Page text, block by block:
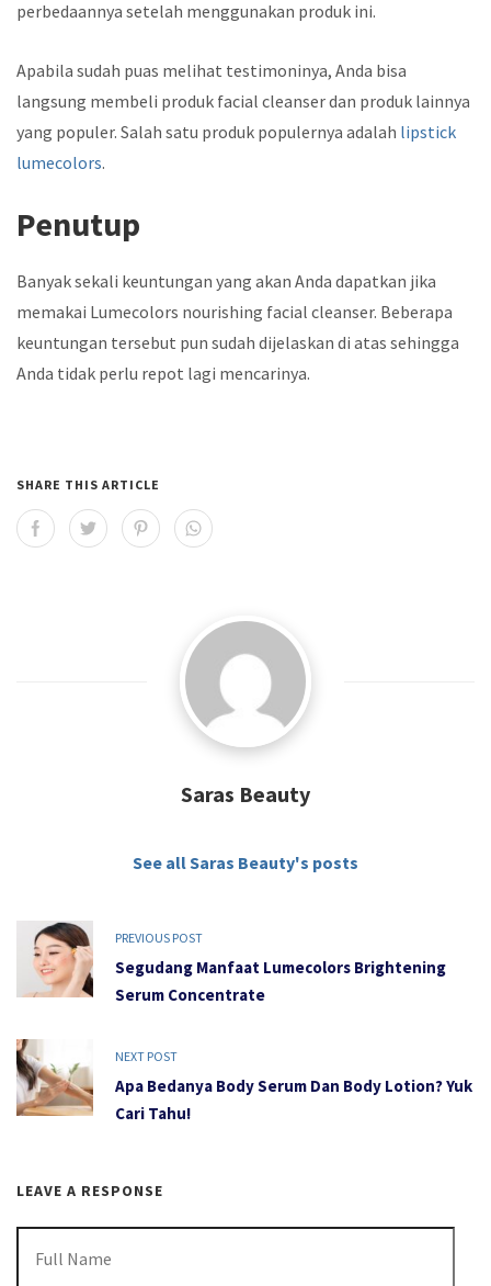
perbedaannya setelah menggunakan produk ini.
Apabila sudah puas melihat testimoninya, Anda bisa
langsung membeli produk facial cleanser dan produk lainnya
yang populer. Salah satu produk populernya adalah lipstick
lumecolors.
Penutup
Banyak sekali keuntungan yang akan Anda dapatkan jika
memakai Lumecolors nourishing facial cleanser. Beberapa
keuntungan tersebut pun sudah dijelaskan di atas sehingga
Anda tidak perlu repot lagi mencarinya.
SHARE THIS ARTICLE
Saras Beauty
See all Saras Beauty's posts
PREVIOUS POST
Segudang Manfaat Lumecolors Brightening
Serum Concentrate
NEXT POST
Apa Bedanya Body Serum Dan Body Lotion? Yuk
Cari Tahu!
LEAVE A RESPONSE